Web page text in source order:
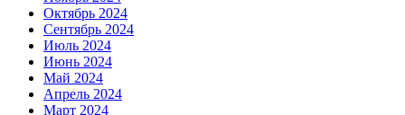
Октябрь 2024
Сентябрь 2024
Июль 2024
Июнь 2024
Май 2024
Апрель 2024
Март 2024